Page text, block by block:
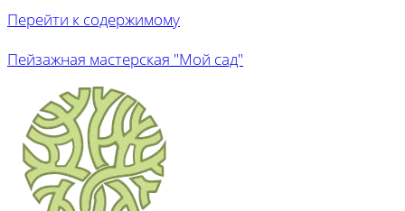
Перейти к содержимому
Пейзажная мастерская "Мой сад"